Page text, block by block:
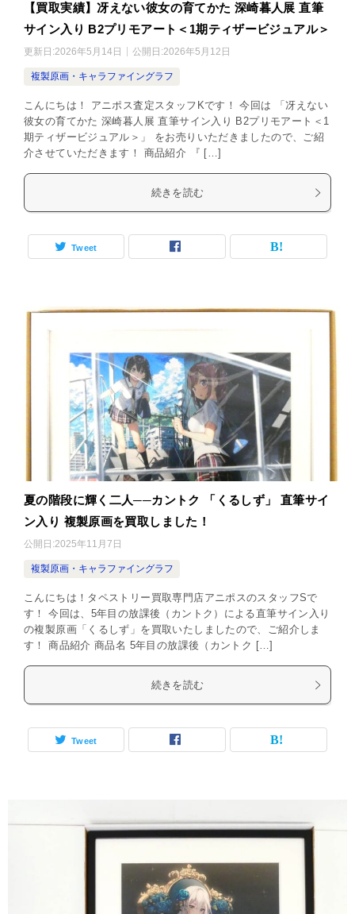
【買取実績】冴えない彼女の育てかた 深崎暮人展 直筆
サイン入り B2プリモアート＜1期ティザービジュアル＞
更新日:2026年5月14日 公開日:2026年5月12日
複製原画・キャラファイングラフ
こんにちは！ アニポス査定スタッフKです！ 今回は 「冴えない
彼女の育てかた 深崎暮人展 直筆サイン入り B2プリモアート＜1
期ティザービジュアル＞」 をお売りいただきましたので、ご紹
介させていただきます！ 商品紹介 『 […]
続きを読む
Tweet
夏の階段に輝く二人──カントク 「くるしず」 直筆サイ
ン入り 複製原画を買取しました！
公開日:2025年11月7日
複製原画・キャラファイングラフ
こんにちは！タペストリー買取専門店アニポスのスタッフSで
す！ 今回は、5年目の放課後（カントク）による直筆サイン入り
の複製原画「くるしず」を買取いたしましたので、ご紹介しま
す！ 商品紹介 商品名 5年目の放課後（カントク […]
続きを読む
Tweet